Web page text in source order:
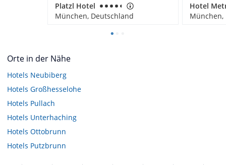
Platzl Hotel
München, Deutschland
Orte in der Nähe
Hotels Neubiberg
Hotels Großhesselohe
Hotels Pullach
Hotels Unterhaching
Hotels Ottobrunn
Hotels Putzbrunn